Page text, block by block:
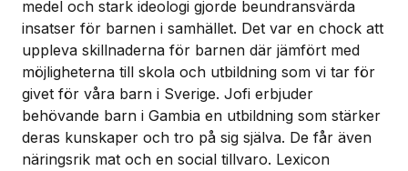
medel och stark ideologi gjorde beundransvärda
insatser för barnen i samhället. Det var en chock att
uppleva skillnaderna för barnen där jämfört med
möjligheterna till skola och utbildning som vi tar för
givet för våra barn i Sverige. Jofi erbjuder
behövande barn i Gambia en utbildning som stärker
deras kunskaper och tro på sig själva. De får även
näringsrik mat och en social tillvaro. Lexicon